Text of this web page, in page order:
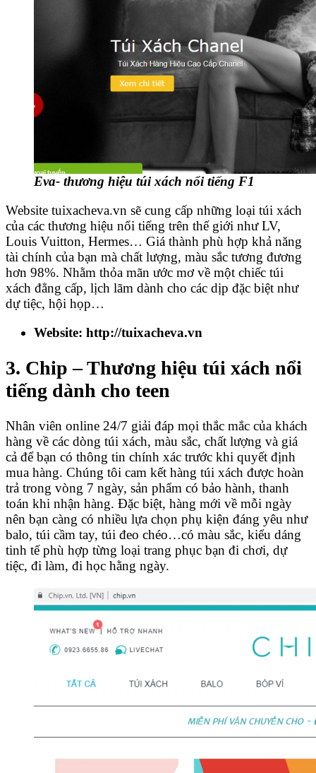
Eva- thương hiệu túi xách nổi tiếng F1
Website tuixacheva.vn sẽ cung cấp những loại túi xách
của các thương hiệu nổi tiếng trên thế giới như LV,
Louis Vuitton, Hermes… Giá thành phù hợp khả năng
tài chính của bạn mà chất lượng, màu sắc tương đương
hơn 98%. Nhằm thỏa mãn ước mơ về một chiếc túi
xách đẳng cấp, lịch lãm dành cho các dịp đặc biệt như
dự tiệc, hội họp…
Website: http://tuixacheva.vn
3. Chip – Thương hiệu túi xách nổi
tiếng dành cho teen
Nhân viên online 24/7 giải đáp mọi thắc mắc của khách
hàng về các dòng túi xách, màu sắc, chất lượng và giá
cả để bạn có thông tin chính xác trước khi quyết định
mua hàng. Chúng tôi cam kết hàng túi xách được hoàn
trả trong vòng 7 ngày, sản phẩm có bảo hành, thanh
toán khi nhận hàng. Đặc biệt, hàng mới về mỗi ngày
nên bạn càng có nhiều lựa chọn phụ kiện đáng yêu như
balo, túi cầm tay, túi đeo chéo…có màu sắc, kiểu dáng
tinh tế phù hợp từng loại trang phục bạn đi chơi, dự
tiệc, đi làm, đi học hằng ngày.